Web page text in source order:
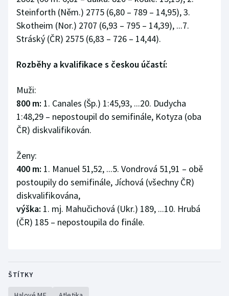
Steinforth (Něm.) 2775 (6,80 – 789 – 14,95), 3.
Skotheim (Nor.) 2707 (6,93 – 795 – 14,39), ...7.
Stráský (ČR) 2575 (6,83 – 726 – 14,44).
Rozběhy a kvalifikace s českou účastí:
Muži:
800 m: 1. Canales (Šp.) 1:45,93, ...20. Dudycha
1:48,29 – nepostoupil do semifinále, Kotyza (oba
ČR) diskvalifikován.
Ženy:
400 m: 1. Manuel 51,52, ...5. Vondrová 51,91 – obě
postoupily do semifinále, Jíchová (všechny ČR)
diskvalifikována,
výška: 1. mj. Mahučichová (Ukr.) 189, ...10. Hrubá
(ČR) 185 – nepostoupila do finále.
ŠTÍTKY